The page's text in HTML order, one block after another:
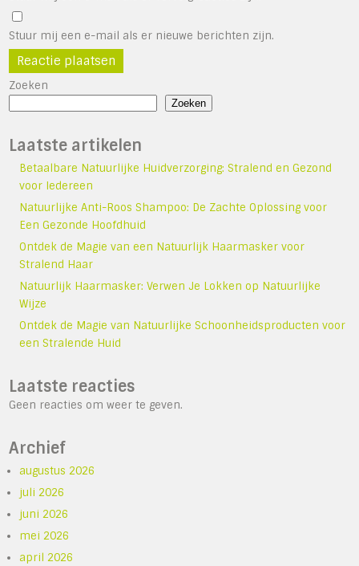
Stuur mij een e-mail als er nieuwe berichten zijn.
Zoeken
Zoeken
Laatste artikelen
Betaalbare Natuurlijke Huidverzorging: Stralend en Gezond
voor Iedereen
Natuurlijke Anti-Roos Shampoo: De Zachte Oplossing voor
Een Gezonde Hoofdhuid
Ontdek de Magie van een Natuurlijk Haarmasker voor
Stralend Haar
Natuurlijk Haarmasker: Verwen Je Lokken op Natuurlijke
Wijze
Ontdek de Magie van Natuurlijke Schoonheidsproducten voor
een Stralende Huid
Laatste reacties
Geen reacties om weer te geven.
Archief
augustus 2026
juli 2026
juni 2026
mei 2026
april 2026